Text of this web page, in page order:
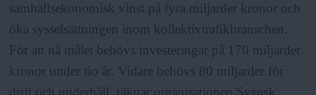
samhällsekonomisk vinst på fyra miljarder kronor och
öka sysselsättningen inom kollektivtrafikbranschen.
För att nå målet behövs investeringar på 170 miljarder
kronor under tio år. Vidare behövs 80 miljarder för
drift och underhåll, räknar organisationen Svensk